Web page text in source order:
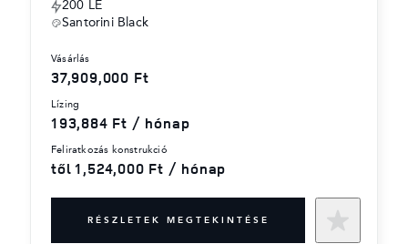
200 LE
Santorini Black
vásárlás
37,909,000 Ft
lízing
193,884 Ft / hónap
feliratkozás konstrukció
től 1,524,000 Ft / hónap
RÉSZLETEK MEGTEKINTÉSE